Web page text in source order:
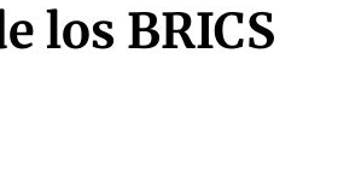
los BRICS